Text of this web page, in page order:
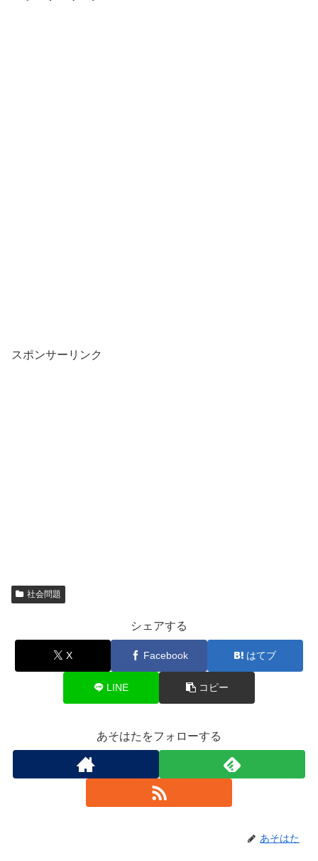
スポンサーリンク
社会問題
シェアする
X Facebook はてブ
LINE コピー
あそはたをフォローする
あそはた